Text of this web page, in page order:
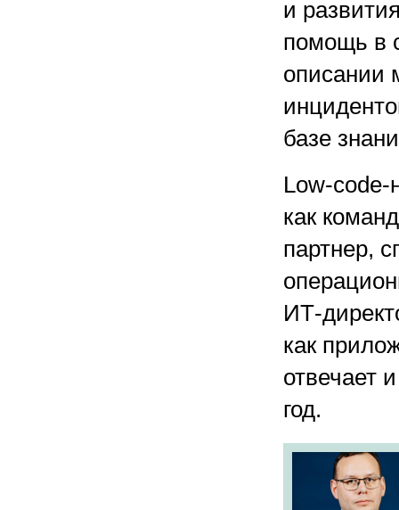
и
помощь в
описании
базе
Low-code-
как
партнер,
ИТ-
как
отвечает
год.